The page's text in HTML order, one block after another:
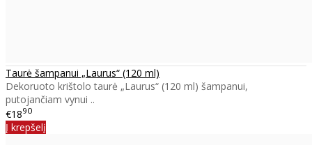
Taurė šampanui „Laurus“ (120 ml)
Dekoruoto krištolo taurė „Laurus“ (120 ml) šampanui,
putojančiam vynui ..
€1890
Į krepšelį